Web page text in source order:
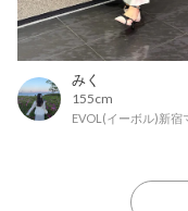
みく
155cm
EVOL(イーボル)新宿